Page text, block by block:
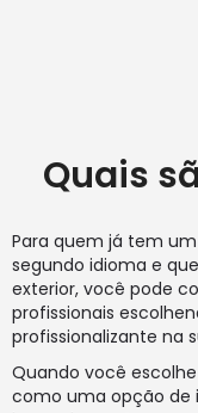
Quais
Para quem já tem
segundo idioma e
exterior, você pode
profissionais
profissionalizante na
Quando você
como uma opção de